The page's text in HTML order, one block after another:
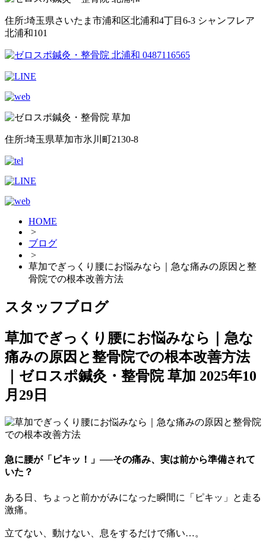
住所:埼玉県さいたま市浦和区北浦和4丁目6-3 シャンフレア
北浦和101
住所:埼玉県草加市氷川町2130-8
HOME
>
ブログ
>
草加でぎっくり腰にお悩みなら｜急な痛みの原因と整
骨院での根本改善方法
スタッフブログ
草加でぎっくり腰にお悩みなら｜急な
痛みの原因と整骨院での根本改善方法
｜ゼロスポ鍼灸・整骨院 草加 2025年10
月29日
急に腰が「ピキッ！」──その痛み、実は前から準備されて
いた？
ある日、ちょっと前かがみになった瞬間に「ピキッ」と走る
激痛。
立てない、動けない、息をするだけで痛い…。